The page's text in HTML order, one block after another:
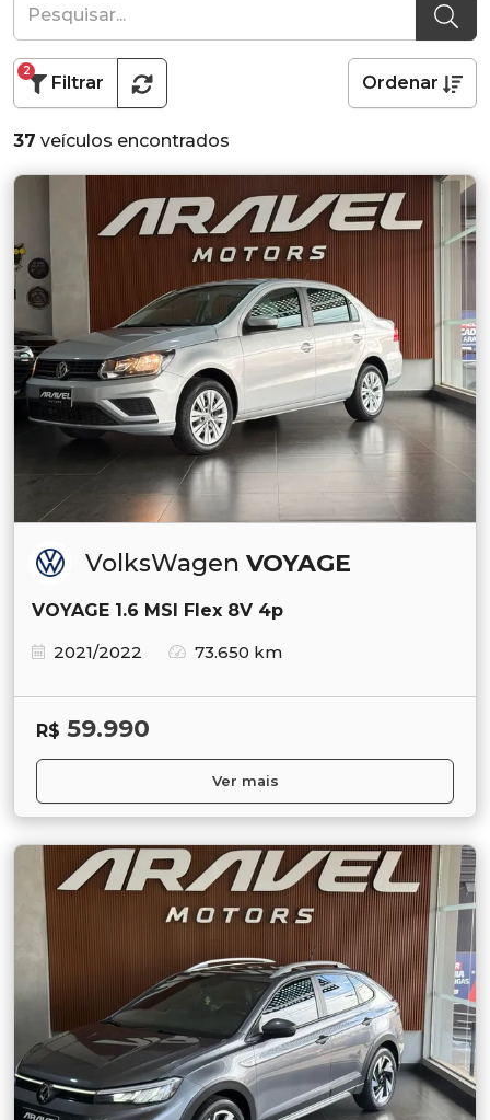
Filtrar
2
Ordenar
37 veículos encontrados
VolksWagen VOYAGE
VOYAGE 1.6 MSI Flex 8V 4p
2021/2022
73.650 km
R$ 59.990
Ver mais